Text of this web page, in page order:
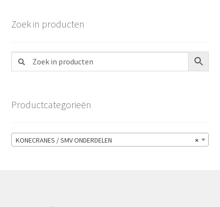
Zoek in producten
Productcategorieën
×
KONECRANES / SMV ONDERDELEN